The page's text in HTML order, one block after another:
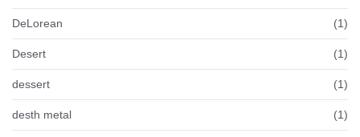
DeLorean (1)
Desert (1)
dessert (1)
desth metal (1)